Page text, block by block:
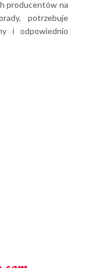
producentów na
potrzebuje
i odpowiednio